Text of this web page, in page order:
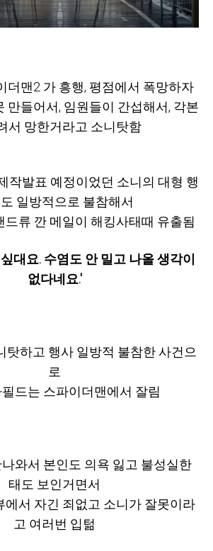
더맨2 가 흥행, 평점에서 폭망하자
만들어서, 임원들이 간섭해서, 각본
서 망한거라고 소니탓함
작발표 예정이었던 소니의 대형 행
일방적으로 불참해서
드류 깐 메일이 해킹사태때 유출됨
대요. 수염도 안 밀고 나올 생각이
없다네요.'
탓하고 행사 일방적 불참한 사건으
로
드는 스파이더맨에서 잘림
와서 본인도 의욕 잃고 불성실한
태도 보인거면서
에서 자긴 죄없고 소니가 잘못이라
고 여러번 입턺